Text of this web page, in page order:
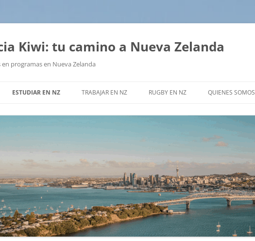
Kiwi: tu camino a Nueva Zelanda
en programas en Nueva Zelanda
ESTUDIAR EN NZ
PROGRAMAS PARA
ADOLESCENTES
NZCEL 5
¿DÓNDE ESTUDIAR? EN AUCKLAND
EN MOUNT MAUNGANUI
GUIA – ESTUDIAR INGLÉS Y
TRABAJAR EN NZ RUGBY EN NZ QUIENES SOMOS